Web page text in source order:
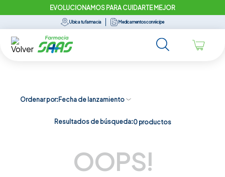
EVOLUCIONAMOS PARA CUIDARTE MEJOR
Ubica tu farmacia Medicamentos con récipe
Ordenar por Fecha de lanzamiento
Resultados de búsqueda:0 productos
OOPS!